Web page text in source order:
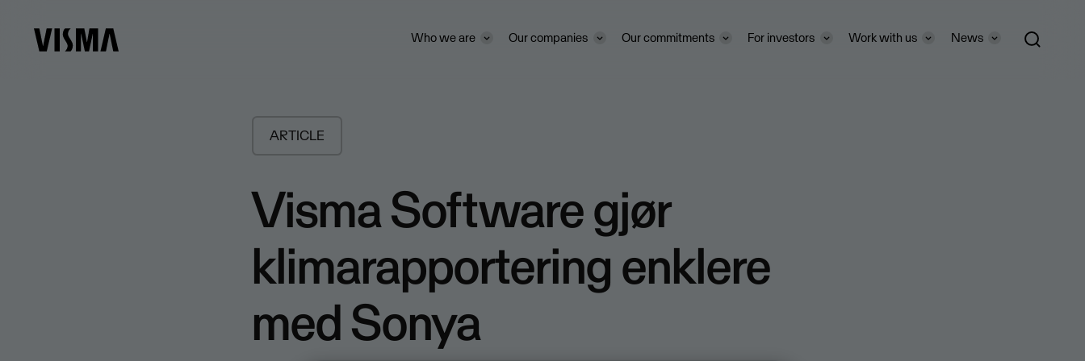
Who we are Our companies Our commitments For investors Work with us News
ARTICLE
Visma Software gjør
klimarapportering enklere
med Sonya